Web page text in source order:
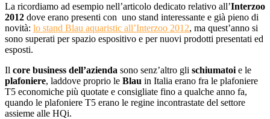
La ricordiamo ad esempio nell’articolo dedicato relativo all’Interzoo
2012 dove erano presenti con uno stand interessante e già pieno di
novità: lo stand Blau aquaristic all’Interzoo 2012, ma quest’anno si
sono superati per spazio espositivo e per nuovi prodotti presentati ed
esposti.
Il core business dell’azienda sono senz’altro gli schiumatoi e le
plafoniere, laddove proprio le Blau in Italia erano fra le plafoniere
T5 economiche più quotate e consigliate fino a qualche anno fa,
quando le plafoniere T5 erano le regine incontrastate del settore
assieme alle HQi.